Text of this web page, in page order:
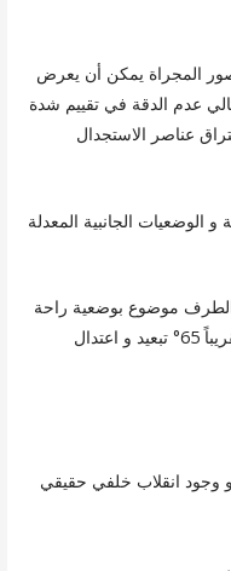
المجراة يمكن أن يعرض
عدم الدقة في تقييم شدة
عناصر الاستجدال
و الوضعيات الجانبية المعدلة
موضوع بوضعية راحة
على حافة في وضعية عطف ورك 90° وتقريباً 65° تبعيد و اعتدال
وجود انقلاب خلفي حقيقي